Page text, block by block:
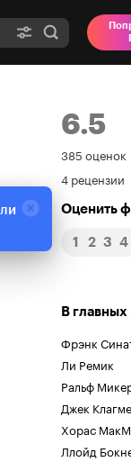
6.5
6.5
385 оценок
4 рецензии
Оценить
1 2 3 4
В
Фрэнк
Ли Ремик
Ральф
Джек
Хорас
Ллойд